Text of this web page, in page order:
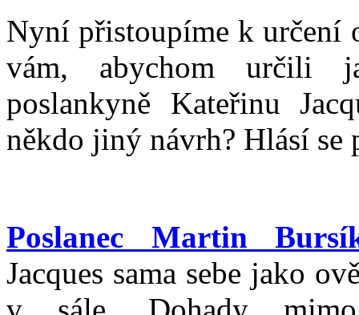
Nyní přistoupíme k určení
vám, abychom určili
poslankyně Kateřinu
někdo jiný návrh? Hlásí se
Poslanec Martin
Jacques sama sebe jako